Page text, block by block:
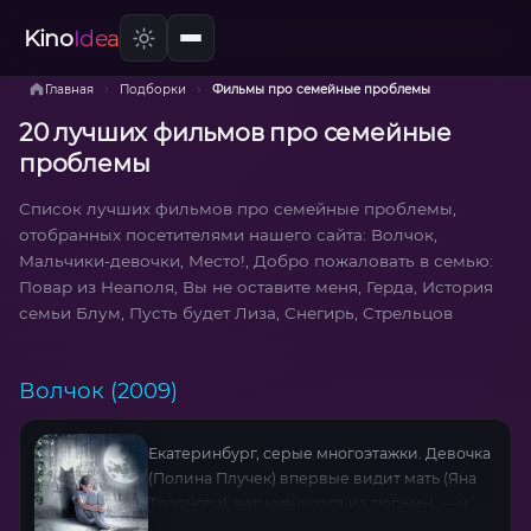
KinoIdea
Главная › Подборки › Фильмы про семейные проблемы
20 лучших фильмов про семейные
проблемы
Список лучших фильмов про семейные проблемы,
отобранных посетителями нашего сайта: Волчок,
Мальчики-девочки, Место!, Добро пожаловать в семью:
Повар из Неаполя, Вы не оставите меня, Герда, История
семьи Блум, Пусть будет Лиза, Снегирь, Стрельцов
Волчок (2009)
Екатеринбург, серые многоэтажки. Девочка
(Полина Плучек) впервые видит мать (Яна
Троянова), вернувшуюся из тюрьмы, — и